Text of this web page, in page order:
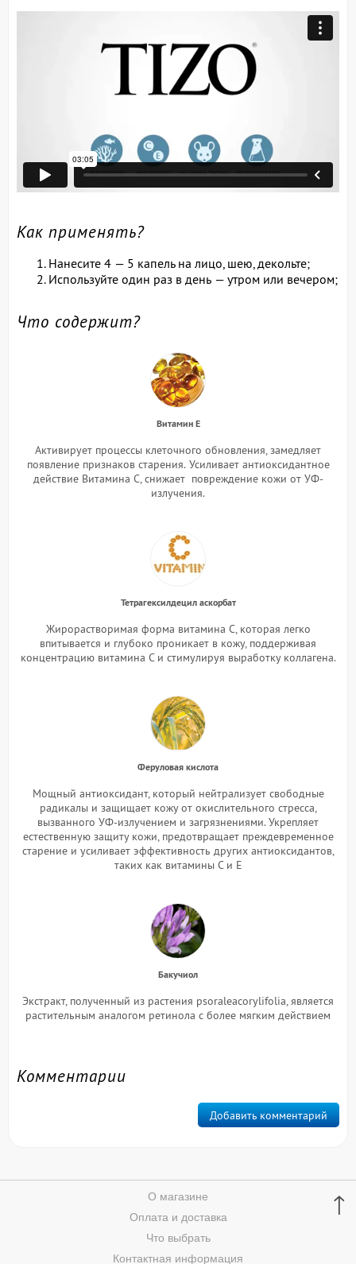
Как применять?
Нанесите 4 — 5 капель на лицо, шею, декольте;
Используйте один раз в день — утром или вечером;
Что содержит?
Витамин Е
Активирует процессы клеточного обновления, замедляет
появление признаков старения. Усиливает антиоксидантное
действие Витамина С, снижает повреждение кожи от УФ-
излучения.
Тетрагексилдецил аскорбат
Жирорастворимая форма витамина С, которая легко
впитывается и глубоко проникает в кожу, поддерживая
концентрацию витамина С и стимулируя выработку коллагена.
Феруловая кислота
Мощный антиоксидант, который нейтрализует свободные
радикалы и защищает кожу от окислительного стресса,
вызванного УФ-излучением и загрязнениями. Укрепляет
естественную защиту кожи, предотвращает преждевременное
старение и усиливает эффективность других антиоксидантов,
таких как витамины C и E
Бакучиол
Экстракт, полученный из растения psoraleacorylifolia, является
растительным аналогом ретинола с более мягким действием
Комментарии
Добавить комментарий
↑
О магазине
Оплата и доставка
Что выбрать
Контактная информация